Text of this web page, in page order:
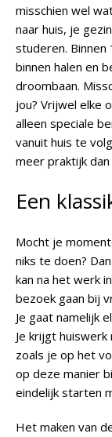
misschien wel
naar huis, je
studeren. Binnen
binnen halen en
droombaan.
jou? Vrijwel elke
alleen speciale
vanuit huis te
meer praktijk
Een
Mocht je
niks te doen?
kan na het werk
bezoek gaan bij
Je gaat namelijk
Je krijgt
zoals je op het
op deze manier
eindelijk starten
Het maken van